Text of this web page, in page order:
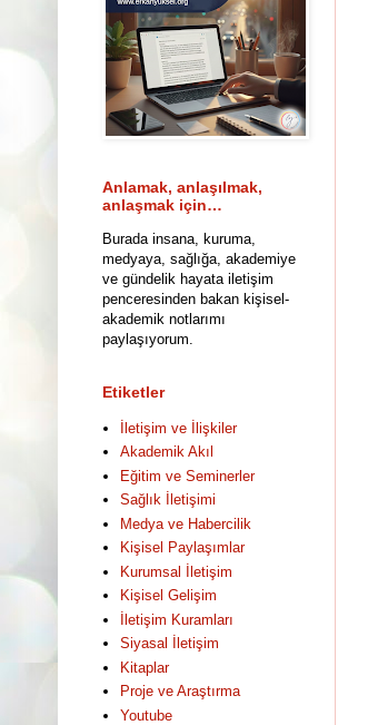
Anlamak, anlaşılmak,
anlaşmak için…
Burada insana, kuruma,
medyaya, sağlığa, akademiye
ve gündelik hayata iletişim
penceresinden bakan kişisel-
akademik notlarımı
paylaşıyorum.
Etiketler
İletişim ve İlişkiler
Akademik Akıl
Eğitim ve Seminerler
Sağlık İletişimi
Medya ve Habercilik
Kişisel Paylaşımlar
Kurumsal İletişim
Kişisel Gelişim
İletişim Kuramları
Siyasal İletişim
Kitaplar
Proje ve Araştırma
Youtube